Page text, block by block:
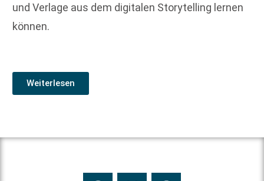
und Verlage aus dem digitalen Storytelling lernen
können.
Weiterlesen